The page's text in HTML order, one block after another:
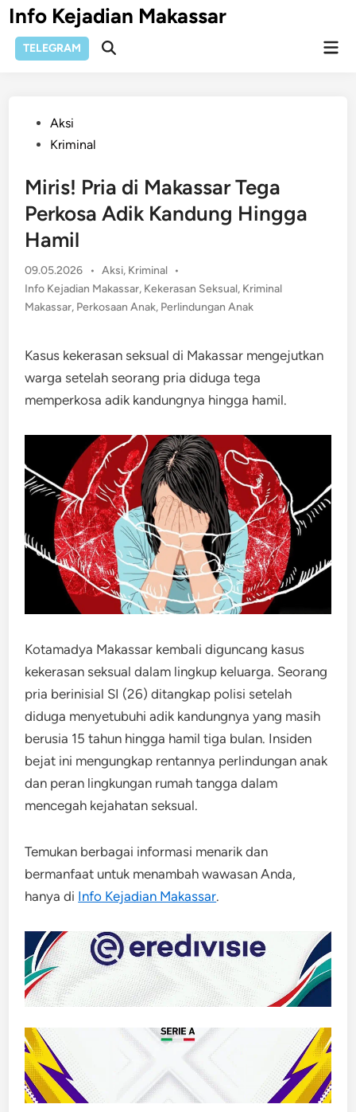
Skip
to
content
Info Kejadian Makassar
TELEGRAM
Open
PostedAksi
Kriminal
Miris! Pria di Makassar Tega
Perkosa Adik Kandung Hingga
Hamil
09.05.2026 • Posted
in
Aksi, Kriminal •
Info Kejadian Makassar, Kekerasan Seksual, Kriminal
Makassar, Perkosaan Anak, Perlindungan Anak
Kasus kekerasan seksual di Makassar mengejutkan
warga setelah seorang pria diduga tega
memperkosa adik kandungnya hingga hamil.
Kotamadya Makassar kembali diguncang kasus
kekerasan seksual dalam lingkup keluarga. Seorang
pria berinisial SI (26) ditangkap polisi setelah
diduga menyetubuhi adik kandungnya yang masih
berusia 15 tahun hingga hamil tiga bulan. Insiden
bejat ini mengungkap rentannya perlindungan anak
dan peran lingkungan rumah tangga dalam
mencegah kejahatan seksual.
Temukan berbagai informasi menarik dan
bermanfaat untuk menambah wawasan Anda,
hanya di Info Kejadian Makassar.